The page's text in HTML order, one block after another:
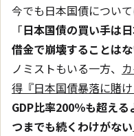
今でも日本国債につい
「日本国債の買い手は
借金で崩壊することは
ノミストもいる一方、
得『日本国債暴落に賭け
GDP比率200％も超え
つまでも続くわけがない